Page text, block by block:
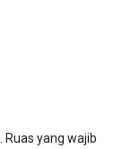
Ruas yang wajib